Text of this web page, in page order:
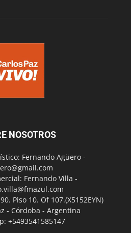
NOSOTROS
Fernando Agüero -
Fernando Villa -
Piso 10. Of 107.(X5152EYN)
- Córdoba - Argentina
+5493541585147